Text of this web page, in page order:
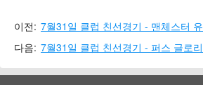
이전: 7월31일 클럽 친선경기 - 맨체스터
다음: 7월31일 클럽 친선경기 - 퍼스 글로